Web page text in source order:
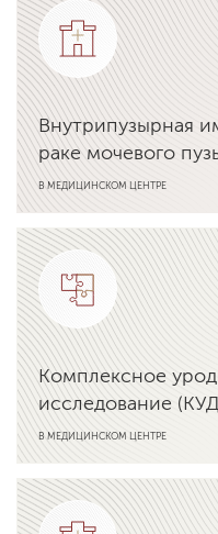
Внутрипузырная
раке мочевого
В МЕДИЦИНСКОМ ЦЕНТРЕ
Подробнее об услуге
Комплексное
исследование
В МЕДИЦИНСКОМ ЦЕНТРЕ
Подробнее об услуге